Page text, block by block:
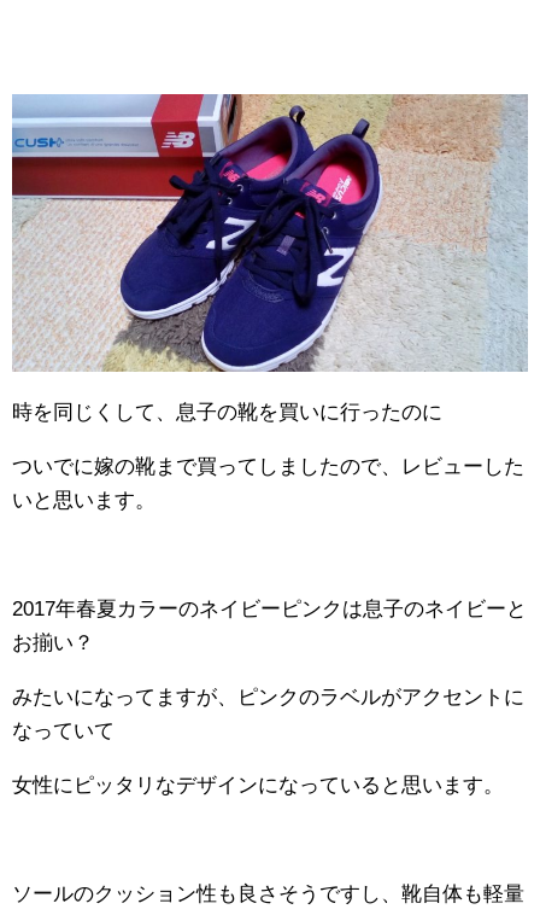
時を同じくして、息子の靴を買いに行ったのに
ついでに嫁の靴まで買ってしましたので、レビューした
いと思います。
2017年春夏カラーのネイビーピンクは息子のネイビーと
お揃い？
みたいになってますが、ピンクのラベルがアクセントに
なっていて
女性にピッタリなデザインになっていると思います。
ソールのクッション性も良さそうですし、靴自体も軽量